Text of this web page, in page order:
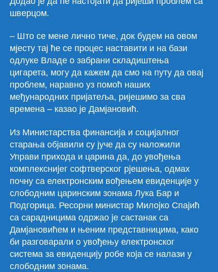
шверцом.
– Што се мене лично тиче, док будем на овом
мјесту тај ће се процес наставити и на бази
одлуке Владе о забрани складиштења
цигарета, могу да кажем да смо на путу да овај
проблем, наравно уз помоћ наших
међународних пријатеља, ријешимо за сва
времена – казао је Дамјановић.
Из Министарства финансиjа и социjалног
старања објавили су јуче да су наложили
Управи прихода и царина да, до увођења
комплексниjег софтверског рjешења, одмах
почну са електронским вођењем евиденциjе у
слободним царинским зонама Лука Бар и
Подгорица. Ресорни министар Милоjко Спаjић
са сарадницима одржао jе састанак са
Дамjановићем и њеним представницима, како
би разговарали о увођењу електронског
система за евиденциjу робе коjа се налази у
слободним зонама.